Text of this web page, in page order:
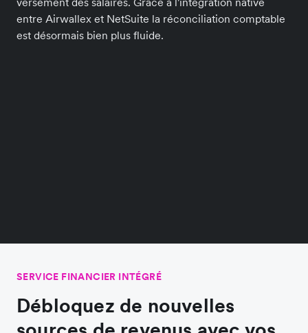
entre Airwallex et NetSuite la réconciliation comptable
est désormais bien plus fluide.
SERVICE FINANCIER INTÉGRÉ
Débloquez de nouvelles